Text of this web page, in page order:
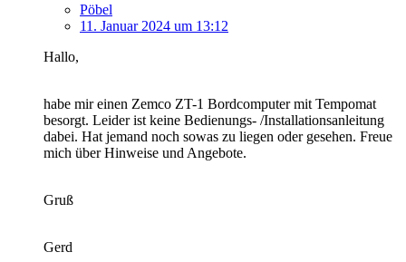
Pöbel
11. Januar 2024 um 13:12
Hallo,
habe mir einen Zemco ZT-1 Bordcomputer mit Tempomat
besorgt. Leider ist keine Bedienungs- /Installationsanleitung
dabei. Hat jemand noch sowas zu liegen oder gesehen. Freue
mich über Hinweise und Angebote.
Gruß
Gerd